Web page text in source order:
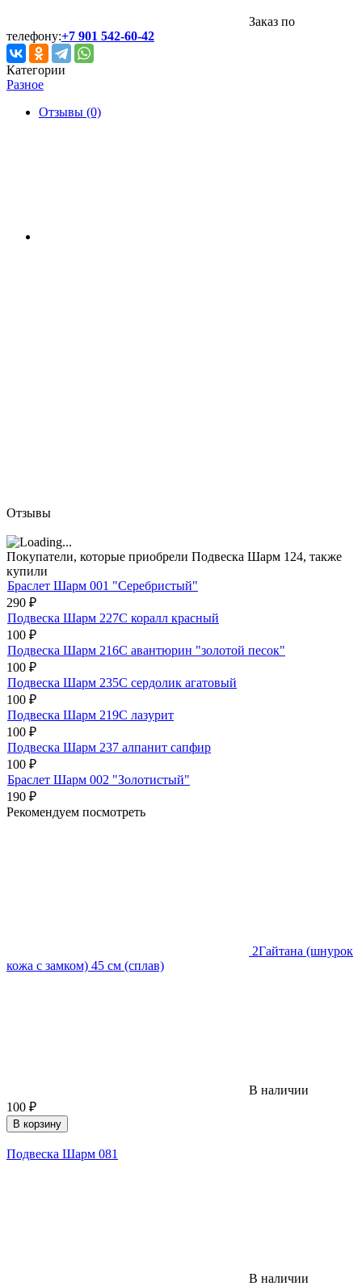
Заказ по
телефону:+7 901 542-60-42
Категории
Разное
Отзывы (0)
Отзывы
Покупатели, которые приобрели Подвеска Шарм 124, также
купили
Браслет Шарм 001 "Серебристый"
290 ₽
Подвеска Шарм 227С коралл красный
100 ₽
Подвеска Шарм 216С авантюрин "золотой песок"
100 ₽
Подвеска Шарм 235С сердолик агатовый
100 ₽
Подвеска Шарм 219С лазурит
100 ₽
Подвеска Шарм 237 алпанит сапфир
100 ₽
Браслет Шарм 002 "Золотистый"
190 ₽
Рекомендуем посмотреть
2Гайтана (шнурок
кожа с замком) 45 см (сплав)
В наличии
100 ₽
В корзину
Подвеска Шарм 081
В наличии